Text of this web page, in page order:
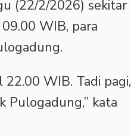
(22/2/2026) sekitar
WIB, para
WIB. Tadi pagi,
Pulogadung,” kata